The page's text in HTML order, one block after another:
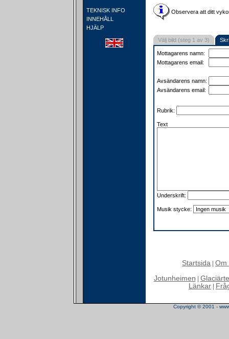
TEKNISK INFO
INNEHÅLL
HJÄLP
Observera att ditt
Välj bild (steg 1 av 3)
Mottagarens namn:
Mottagarens email:
Avsändarens namn:
Avsändarens email:
Rubrik:
Text
Underskrift:
Musik stycke:
Startsida Om
Jotunheimen
Länkar
Copyright © 2001 -